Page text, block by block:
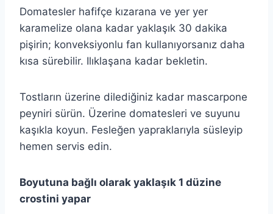
Domatesler hafifçe kızarana ve yer yer
karamelize olana kadar yaklaşık 30 dakika
pişirin; konveksiyonlu fan kullanıyorsanız daha
kısa sürebilir. Ilıklaşana kadar bekletin.
Tostların üzerine dilediğiniz kadar mascarpone
peyniri sürün. Üzerine domatesleri ve suyunu
kaşıkla koyun. Fesleğen yapraklarıyla süsleyip
hemen servis edin.
Boyutuna bağlı olarak yaklaşık 1 düzine
crostini yapar